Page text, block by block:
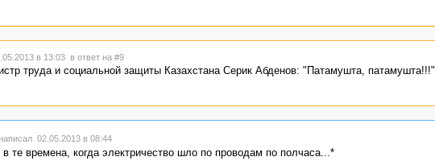
в 13:03 в ответ на #9
труда и социальной защиты Казахстана Серик Абденов: "Патамушта, патамушта!!!"
02.05.2013 в 08:44
те времена, когда электричество шло по проводам по полчаса...*